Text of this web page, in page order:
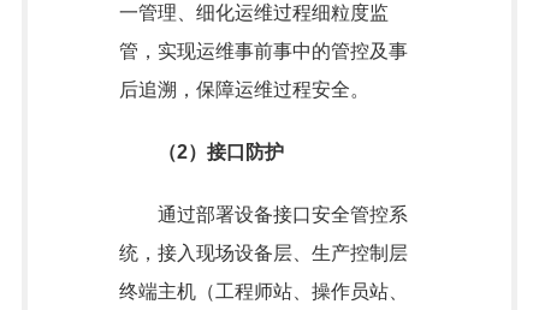
一管理、细化运维过程细粒度监
管，实现运维事前事中的管控及事
后追溯，保障运维过程安全。
（2）接口防护
通过部署设备接口安全管控系
统，接入现场设备层、生产控制层
终端主机（工程师站、操作员站、